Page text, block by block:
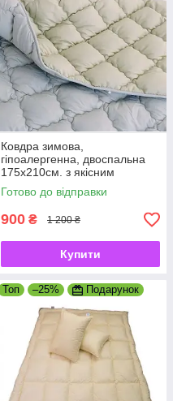
Ковдра зимова,
гіпоалергенна, двоспальна
175х210см. з якісним
наповнювачем холофайбер,
виробник Україна
Готово до відправки
900 ₴ 1 200 ₴
Купити
Топ –25% Подарунок